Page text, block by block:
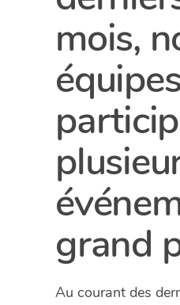
mois,
grand
Au courant des